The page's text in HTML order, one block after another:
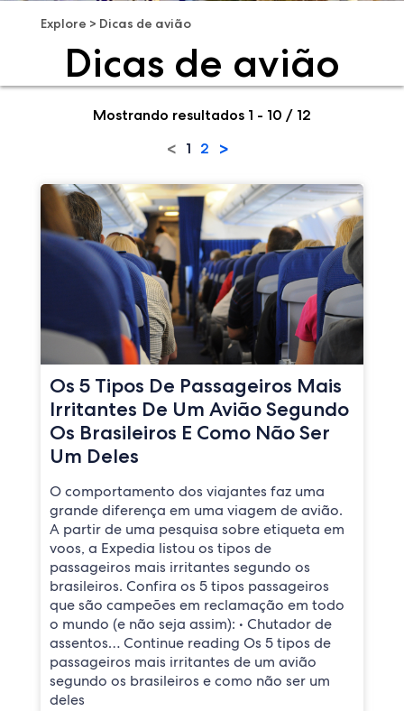
Explore > Dicas de avião
Dicas de avião
Mostrando resultados 1 - 10 / 12
< 1 2 >
Os 5 Tipos De Passageiros Mais
Irritantes De Um Avião Segundo
Os Brasileiros E Como Não Ser
Um Deles
O comportamento dos viajantes faz uma
grande diferença em uma viagem de avião.
A partir de uma pesquisa sobre etiqueta em
voos, a Expedia listou os tipos de
passageiros mais irritantes segundo os
brasileiros. Confira os 5 tipos passageiros
que são campeões em reclamação em todo
o mundo (e não seja assim): • Chutador de
assentos… Continue reading Os 5 tipos de
passageiros mais irritantes de um avião
segundo os brasileiros e como não ser um
deles